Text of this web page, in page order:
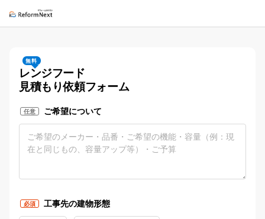
無料
レンジフード
見積もり依頼フォーム
任意 ご希望について
必須 工事先の建物形態